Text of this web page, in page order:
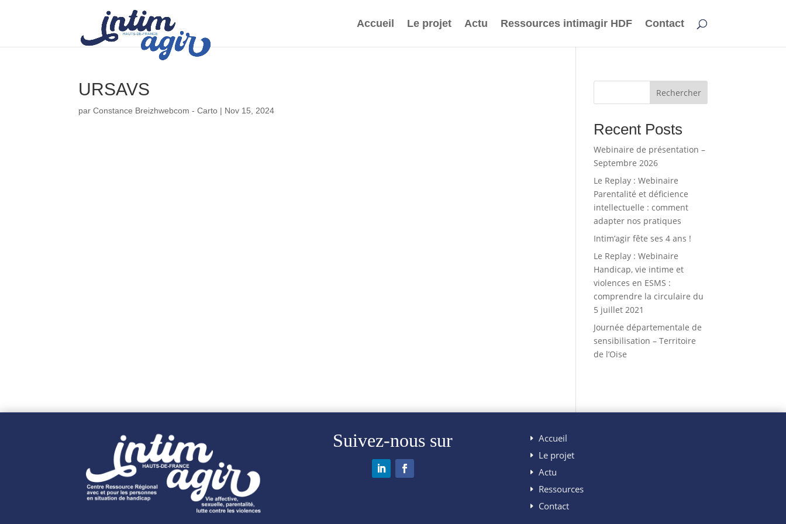
Accueil Le projet Actu Ressources intimagir HDF Contact
URSAVS
parConstance Breizhwebcom - Carto | Nov 15, 2024
Rechercher
Recent Posts
Webinaire de présentation –
Septembre 2026
Le Replay : Webinaire
Parentalité et déficience
intellectuelle : comment
adapter nos pratiques
Intim’agir fête ses 4 ans !
Le Replay : Webinaire
Handicap, vie intime et
violences en ESMS :
comprendre la circulaire du
5 juillet 2021
Journée départementale de
sensibilisation – Territoire
de l’Oise
Suivez-nous sur
Accueil
Le projet
Actu
Ressources
Contact